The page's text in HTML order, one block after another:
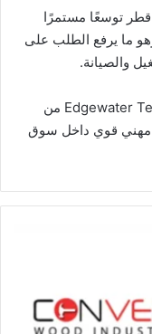
قطر توسعًا مستمرًا
وهو ما يرفع الطلب على
والصيانة.
Edgewater من
مهني قوي داخل سوق